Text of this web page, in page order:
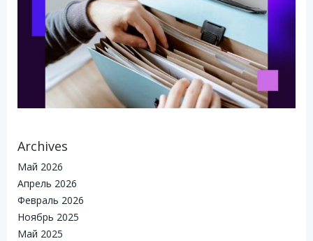
Archives
Май 2026
Апрель 2026
Февраль 2026
Ноябрь 2025
Май 2025